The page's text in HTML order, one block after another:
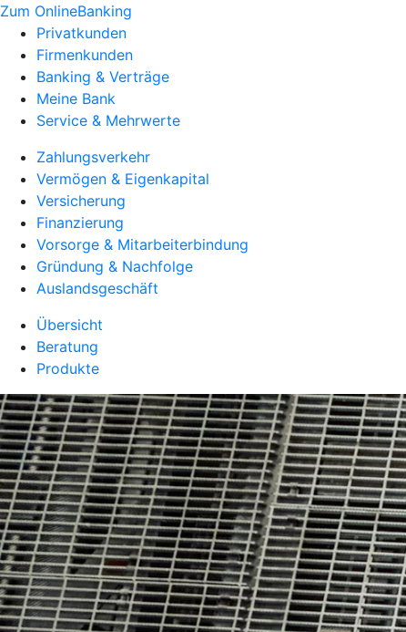
Zum OnlineBanking
Privatkunden
Firmenkunden
Banking & Verträge
Meine Bank
Service & Mehrwerte
Zahlungsverkehr
Vermögen & Eigenkapital
Versicherung
Finanzierung
Vorsorge & Mitarbeiterbindung
Gründung & Nachfolge
Auslandsgeschäft
Übersicht
Beratung
Produkte